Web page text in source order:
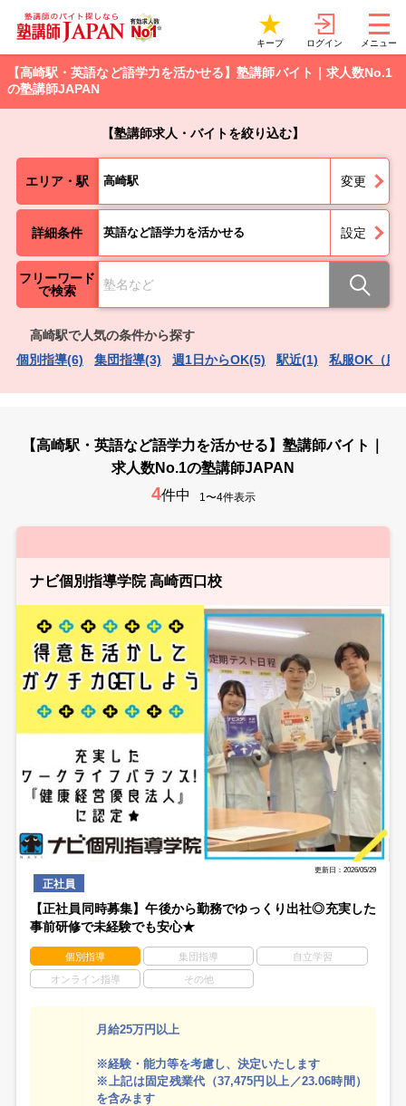
キープ ログイン メニュー
【高崎駅・英語など語学力を活かせる】塾講師バイト｜求人数No.1
の塾講師JAPAN
【塾講師求人・バイトを絞り込む】
エリア・駅 高崎駅 変更
詳細条件 英語など語学力を活かせる 設定
フリーワード
で検索
高崎駅で人気の条件から探す
個別指導(6)
集団指導(3) 週1日からOK(5) 駅近(1) 私服OK（服
【高崎駅・英語など語学力を活かせる】塾講師バイト｜
求人数No.1の塾講師JAPAN
4件中 1〜4件表示
ナビ個別指導学院 高崎西口校
更新日：2026/05/29
正社員
【正社員同時募集】午後から勤務でゆっくり出社◎充実した
事前研修で未経験でも安心★
個別指導 集団指導 自立学習
オンライン指導 その他
月給25万円以上
※経験・能力等を考慮し、決定いたします
※上記は固定残業代（37,475円以上／23.06時間）
を含みます